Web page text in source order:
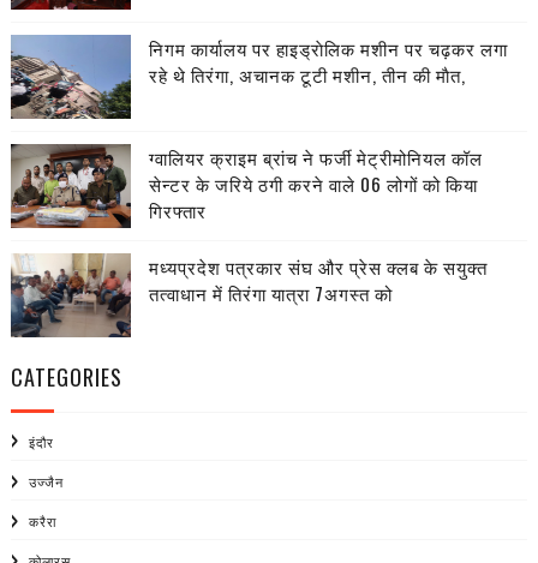
निगम कार्यालय पर हाइड्राेलिक मशीन पर चढ़कर लगा
रहे थे तिरंगा, अचानक टूटी मशीन, तीन की माैत,
ग्वालियर क्राइम ब्रांच ने फर्जी मेट्रीमोनियल कॉल
सेन्टर के जरिये ठगी करने वाले 06 लोगों को किया
गिरफ्तार
मध्यप्रदेश पत्रकार संघ और प्रेस क्लब के सयुक्त
तत्वाधान में तिरंगा यात्रा 7अगस्त को
CATEGORIES
इंदौर
उज्जैन
करैरा